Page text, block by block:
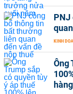
PNJ
KINH
Ông